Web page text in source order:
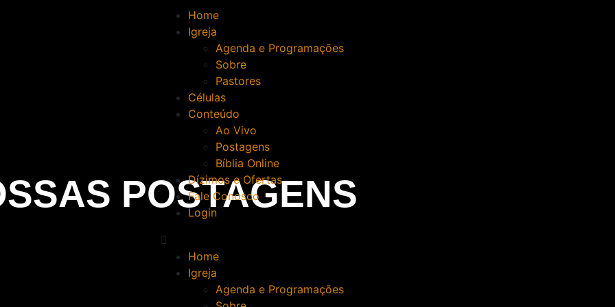
Home
Igreja
Agenda e Programações
Sobre
Pastores
Células
Conteúdo
Ao Vivo
Postagens
Bíblia Online
Dízimos e Ofertas
Fale Conosco
Login
Home
Igreja
Agenda e Programações
POSTAGENS